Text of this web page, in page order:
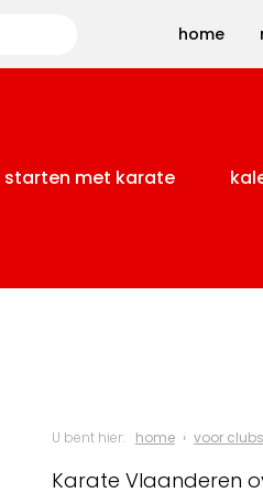
home
starten met karate
U bent hier: home voor clubs
Karate Vlaanderen